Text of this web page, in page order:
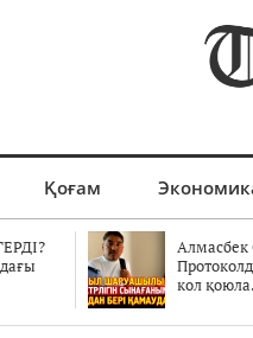
Қоғам
Алмасбек
кол